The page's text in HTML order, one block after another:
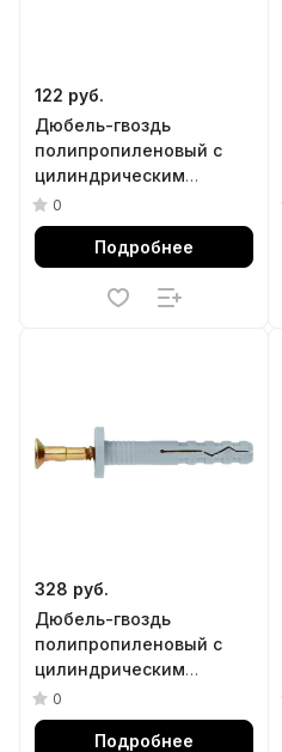
122 руб.
Дюбель-гвоздь
полипропиленовый с
цилиндрическим
бортиком 6 х 80 мм, 100
шт Сибртех
0
Подробнее
328 руб.
Дюбель-гвоздь
полипропиленовый с
цилиндрическим
бортиком 8 х 100 мм, 100
шт Сибртех
0
Подробнее